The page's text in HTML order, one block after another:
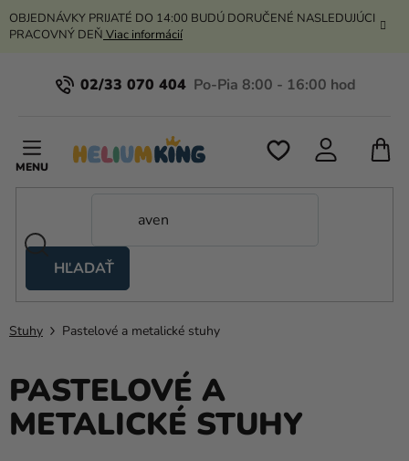
Prejsť
na
OBJEDNÁVKY PRIJATÉ DO 14:00 BUDÚ DORUČENÉ NASLEDUJÚCI
PRACOVNÝ DEŇ Viac informácií
02/33 070 404
HĽADAŤ
stany
Kanekalon
Hélium
a
balóny
Stuhy Pastelové a metalické stuhy
PASTELOVÉ A
METALICKÉ STUHY